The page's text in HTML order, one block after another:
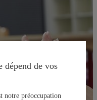
dépend de vos
notre préoccupation